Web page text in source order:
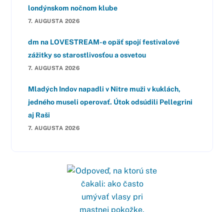
londýnskom nočnom klube
7. AUGUSTA 2026
dm na LOVESTREAM-e opäť spojí festivalové
zážitky so starostlivosťou a osvetou
7. AUGUSTA 2026
Mladých Indov napadli v Nitre muži v kuklách,
jedného museli operovať. Útok odsúdili Pellegrini
aj Raši
7. AUGUSTA 2026